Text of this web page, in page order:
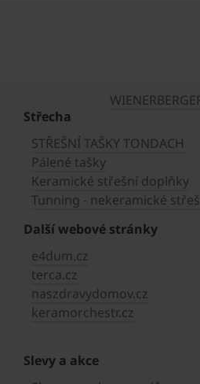
Střecha
STŘEŠNÍ TAŠKY TONDACH
Pálené tašky
Keramické střešní doplňky
Tunning - nekeramické
Další webové stránky
e4dum.cz
terca.cz
naszdravydomov.cz
keramorchestr.cz
Slevy a akce